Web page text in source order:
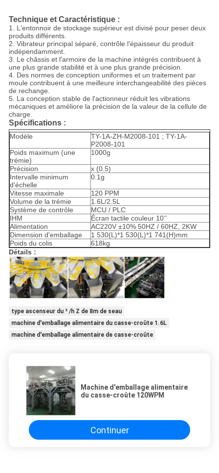
Technique et Caractéristique :
1. L'entonnoir de stockage supérieur est divisé pour peser deux
produits différents.
2. Vibrateur principal séparé, contrôle l'épaisseur du produit
indépendamment.
3. Le châssis et l'armoire de la machine intégrés contribuent à
une plus grande stabilité et à une plus grande précision.
4. Des normes de conception uniformes et un traitement par
moule contribuent à une meilleure interchangeabilité des pièces
de rechange.
5. La conception stable de l'actionneur réduit les vibrations
mécaniques et améliore la précision de la valeur de la cellule de
charge.
Spécifications :
Modèle
TY-1A-ZH-M2008-101 ; TY-1A-
P2008-101
Poids maximum (une
trémie)
1000g
Précision
x (0.5)
Intervalle minimum
d'échelle
0.1g
Vitesse maximale
120 PPM
Volume de la trémie
1.6L/2.5L
Système de contrôle
MCU / PLC
IHM
Écran tactile couleur 10’’
Alimentation
AC220V ±10% 50HZ / 60HZ, 2KW
Dimension d'emballage
1 530(L)*1 530(L)*1 741(H)mm
Poids du colis
618kg
Détails :
type ascenseur du ³ /h Z de 8m de seau
machine d'emballage alimentaire du casse-croûte 1.6L
machine d'emballage alimentaire de casse-croûte
Machine d'emballage alimentaire
du casse-croûte 120WPM
Continuer